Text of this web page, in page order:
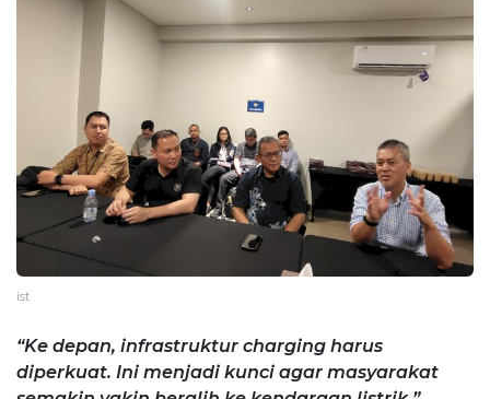
ist
“Ke depan, infrastruktur charging harus
diperkuat. Ini menjadi kunci agar masyarakat